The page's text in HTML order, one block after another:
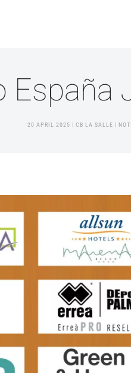
España
20 APRIL 2025 | CB LA SALLE |